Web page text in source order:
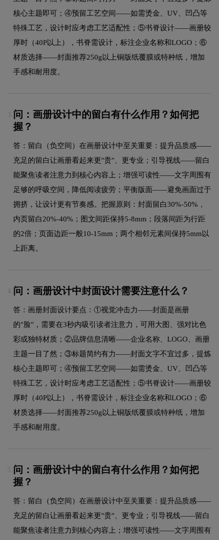
核心主题即可；④预留工艺空间——如需烫金、UV、凹凸等
特殊工艺，设计时应考虑工艺适配性；⑤书脊设计——画册较
厚时（40P以上），书脊需设计，标注企业名称和LOGO；⑥
材质选择——封面推荐250g以上铜版纸覆膜或特种纸，增加
手感和耐用度。
3. 问：画册设计中的留白有什么作用？如何把
握？
答：留白（负空间）在画册设计中至关重要：提升品质感——
充足的留白让画册看起来更"贵"、更专业；引导视线——留白
能聚焦读者注意力到核心内容上；增强可读性——文字周围有
足够的呼吸空间，降低阅读疲劳；平衡版面——避免画面过于
拥挤，让设计更有节奏感。把握原则：封面留白30%-50%，
内页留白20%-40%；图文间距保持5-8mm；段落间距为行距
的2倍；页面边距一般10-15mm；两个相邻元素间保持5mm以
上距离。
4. 问：画册设计中封面设计需要注意什么？
答：画册封面设计要点：①视觉冲击力——封面是画册
的"脸"，需要在3秒内吸引读者注意力，可用大图、强对比色
彩或独特材质；②品牌信息清晰——企业名称、LOGO、画册
主题一目了然；③标题简约有力——封面文字不宜过多，提炼
核心主题即可；④预留工艺空间——如需烫金、UV、凹凸等
特殊工艺，设计时应考虑工艺适配性；⑤书脊设计——画册较
厚时（40P以上），书脊需设计，标注企业名称和LOGO；⑥
材质选择——封面推荐250g以上铜版纸覆膜或特种纸，增加
手感和耐用度。
5. 问：画册设计中的留白有什么作用？如何把
握？
答：留白（负空间）在画册设计中至关重要：提升品质感——
充足的留白让画册看起来更"贵"、更专业；引导视线——留白
能聚焦读者注意力到核心内容上；增强可读性——文字周围有